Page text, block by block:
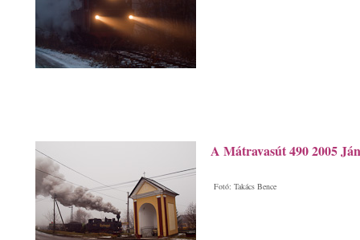
A Mátravasút 490 2005
Fotó: Takács Bence